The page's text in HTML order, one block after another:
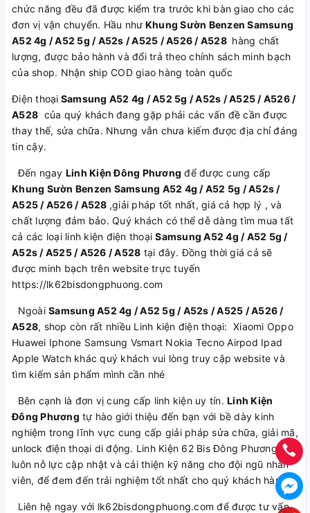
chức năng đều đã được kiểm tra trước khi bàn giao cho các
đơn vị vận chuyển. Hầu như Khung Sườn Benzen Samsung
A52 4g / A52 5g / A52s / A525 / A526 / A528 hàng chất
lượng, được bảo hành và đổi trả theo chính sách minh bạch
của shop. Nhận ship COD giao hàng toàn quốc
Điện thoại Samsung A52 4g / A52 5g / A52s / A525 / A526 /
A528 của quý khách đang gặp phải các vấn đề cần được
thay thế, sửa chữa. Nhưng vẫn chưa kiếm được địa chỉ đáng
tin cậy.
Đến ngay Linh Kiện Đông Phương để được cung cấp
Khung Sườn Benzen Samsung A52 4g / A52 5g / A52s /
A525 / A526 / A528 ,giải pháp tốt nhất, giá cả hợp lý , và
chất lượng đảm bảo. Quý khách có thể dễ dàng tìm mua tất
cả các loại linh kiện điện thoạiSamsung A52 4g / A52 5g /
A52s / A525 / A526 / A528 tại đây. Đồng thời giá cả sẽ
được minh bạch trên website trực tuyến
https://lk62bisdongphuong.com
Ngoài Samsung A52 4g / A52 5g / A52s / A525 / A526 /
A528, shop còn rất nhiều Linh kiện điện thoại: Xiaomi Oppo
Huawei Iphone Samsung Vsmart Nokia Tecno Airpod Ipad
Apple Watch khác quý khách vui lòng truy cập website và
tìm kiếm sản phẩm mình cần nhé
Bên cạnh là đơn vị cung cấp linh kiện uy tín. Linh Kiện
Đông Phương tự hào giới thiệu đến bạn với bề dày kinh
nghiệm trong lĩnh vực cung cấp giải pháp sửa chữa, giải mã,
unlock điện thoại di động. Linh Kiện 62 Bis Đông Phương
luôn nỗ lực cập nhật và cải thiện kỹ năng cho đội ngũ nhân
viên, để đem đến trải nghiệm tốt nhất cho quý khách hàng.
Liên hệ ngay với lk62bisdongphuong.com để được tư vấn